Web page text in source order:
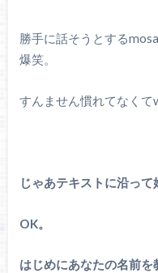
勝手に話そうとする
爆笑。
すんません慣れてなくて
じゃあテキストに沿って
OK。
はじめにあなたの名前を